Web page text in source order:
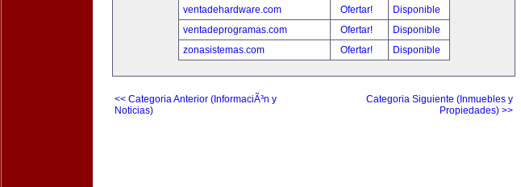
ventadehardware.com
Ofertar!
Disponible
ventadeprogramas.com
Ofertar!
Disponible
zonasistemas.com
Ofertar! Disponible
<< Categoria Anterior (InformaciÃ³n y
Noticias)
Categoria Siguiente (Inmuebles y
Propiedades) >>